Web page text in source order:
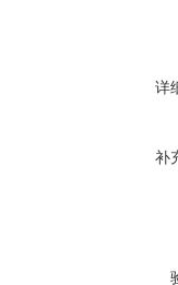
详
补